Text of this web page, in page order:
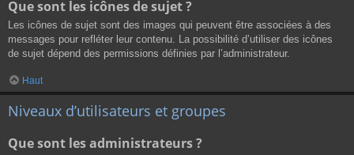
Que sont les icônes de sujet ?
Les icônes de sujet sont des images qui peuvent être associées à des
messages pour refléter leur contenu. La possibilité d’utiliser des icônes
de sujet dépend des permissions définies par l’administrateur.
Haut
Niveaux d’utilisateurs et groupes
Que sont les administrateurs ?